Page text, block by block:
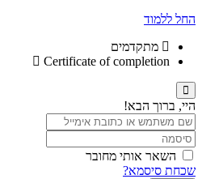
החל ללמוד
מתקדמים
Certificate of completion
היי, ברוך הבא!
השאר אותי מחובר
שכחת סיסמא?